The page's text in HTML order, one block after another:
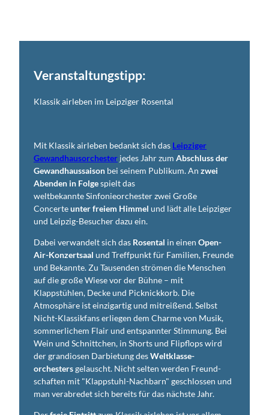
Veranstaltungstipp:
Klassik airleben im Leipziger Rosental
Mit Klassik airleben bedankt sich das Leipziger
Gewandhausorchester jedes Jahr zum Abschluss der
Gewandhaus­saison bei seinem Publikum. An zwei
Abenden in Folgespielt das
weltbekannte Sinfonieorchester zwei Große
Concerteunter freiem Himmel und lädt alle Leipziger
und Leipzig-Besucher dazu ein.
Dabei verwandelt sich das Rosental in einen Open-
Air-Konzertsaal und Treffpunkt für Familien, Freunde
und Bekannte. Zu Tausenden strömen die Menschen
auf die große Wiese vor der Bühne – mit
Klappstühlen, Decke und Picknickkorb. Die
Atmosphäre ist einzigartig und mitreißend. Selbst
Nicht-Klassikfans erliegen dem Charme von Musik,
sommerlichem Flair und entspannter Stimmung. Bei
Wein und Schnittchen, in Shorts und Flipflops wird
der grandiosen Darbietung desWeltklasse-
orchestersgelauscht. Nicht selten werden Freund-
schaften mit "Klappstuhl-Nachbarn" geschlossen und
man verabredet sich bereits für das nächste Jahr.